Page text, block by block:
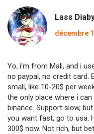
Lass
décembre
Yo, i’m from Mali, and i
no paypal, no credit card.
small, like 10-20$ per
the only place where i
binance. Support slow,
you want fast, go to usa.
300$ now. Not rich, but